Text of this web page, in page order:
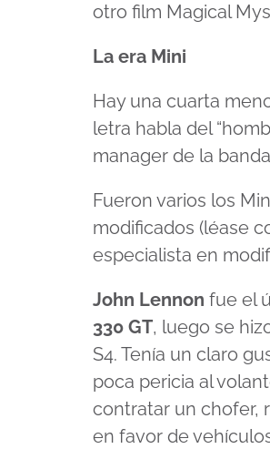
otro film Magical
La era Mini
Hay una cuarta
letra habla del
manager de la
Fueron varios los
modificados (léase
especialista en
John Lennon fue el
330 GT, luego se
S4. Tenía un claro
poca pericia al
contratar un chofer,
en favor de